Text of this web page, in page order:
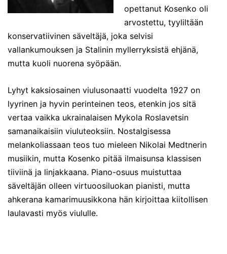
opettanut Kosenko oli
arvostettu, tyyliltään
konservatiivinen säveltäjä, joka selvisi
vallankumouksen ja Stalinin myllerryksistä ehjänä,
mutta kuoli nuorena syöpään.
Lyhyt kaksiosainen viulusonaatti vuodelta 1927 on
lyyrinen ja hyvin perinteinen teos, etenkin jos sitä
vertaa vaikka ukrainalaisen Mykola Roslavetsin
samanaikaisiin viuluteoksiin. Nostalgisessa
melankoliassaan teos tuo mieleen Nikolai Medtnerin
musiikin, mutta Kosenko pitää ilmaisunsa klassisen
tiiviinä ja linjakkaana. Piano-osuus muistuttaa
säveltäjän olleen virtuoosiluokan pianisti, mutta
ahkerana kamarimuusikkona hän kirjoittaa kiitollisen
laulavasti myös viululle.